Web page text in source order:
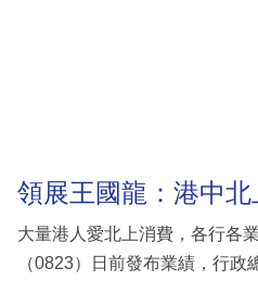
領展王國龍：港中
大量港人愛北上消費，各行各
（0823）日前發布業績，行